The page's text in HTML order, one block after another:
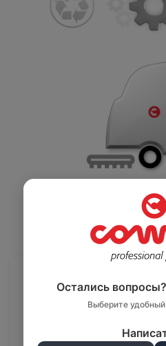
1 310 ₽
Салоны
Остались
Выберите